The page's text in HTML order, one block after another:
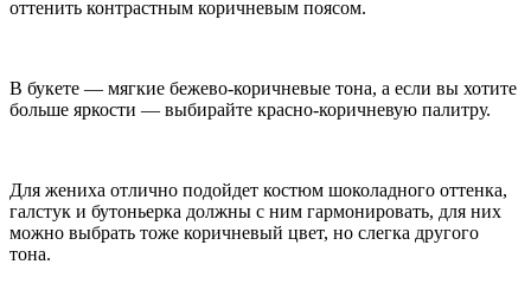
оттенить контрастным коричневым поясом.
В букете — мягкие бежево-коричневые тона, а если вы хотите
больше яркости — выбирайте красно-коричневую палитру.
Для жениха отлично подойдет костюм шоколадного оттенка,
галстук и бутоньерка должны с ним гармонировать, для них
можно выбрать тоже коричневый цвет, но слегка другого
тона.